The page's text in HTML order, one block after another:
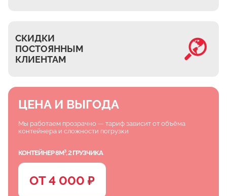
СКИДКИ
ПОСТОЯННЫМ
КЛИЕНТАМ
ЦЕНА И ВЫГОДА
Мы работаем прозрачно — тариф зависит от объёма
контейнера и сложности погрузки
КОНТЕЙНЕР 8М³, 2 ГРУЗЧИКА
ОТ 4 000 ₽